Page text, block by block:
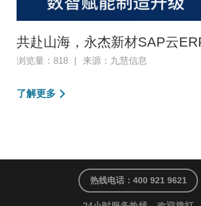
共赴山海，永杰新材SAP云
浏览量：818 | 来源：九慧信息
了解更多
热线电话：400 921 9621